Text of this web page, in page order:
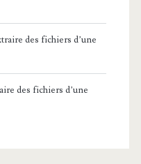
des fichiers d’une
des fichiers d’une